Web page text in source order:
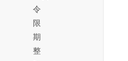
令
限
期
整